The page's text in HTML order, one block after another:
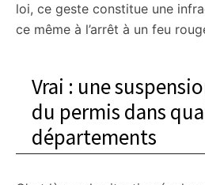
loi, ce geste constitue une
ce même à l’arrêt à un feu
Vrai : une
du permis dans
départements